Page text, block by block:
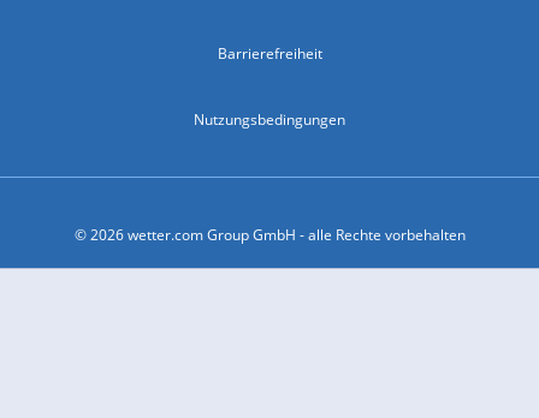
Barrierefreiheit
Nutzungsbedingungen
© 2026 wetter.com Group GmbH - alle Rechte vorbehalten